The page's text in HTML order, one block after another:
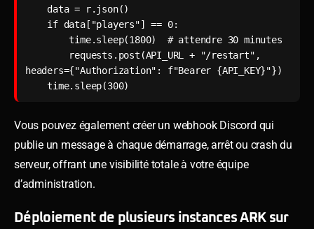
        time.sleep(1800)  # attendre 30 minutes
headers={"Authorization": f"Bearer {API_KEY}"})
Vous pouvez également créer un webhook Discord qui
publie un message à chaque démarrage, arrêt ou crash du
serveur, offrant une visibilité totale à votre équipe
d’administration.
Déploiement de plusieurs instances ARK sur